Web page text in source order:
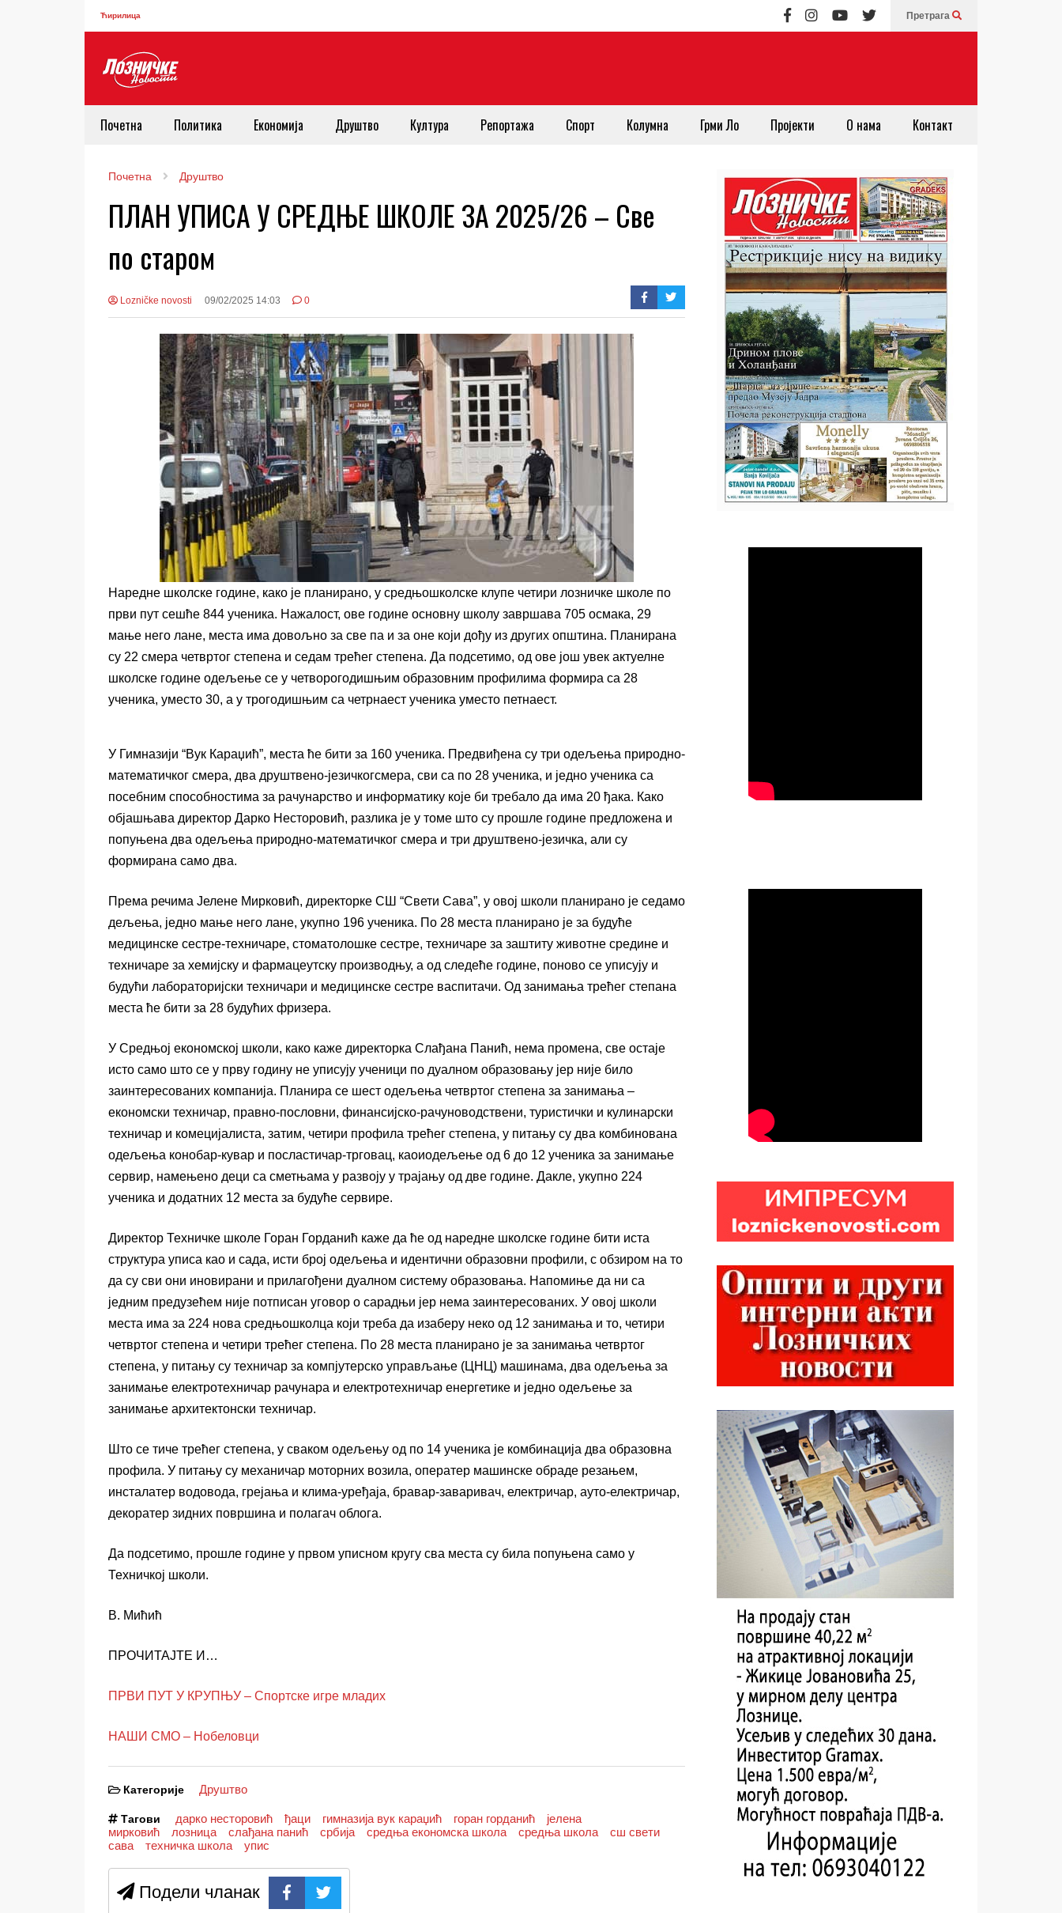
Ћирилица Претрага
Почетна Политика Економија Друштво Култура Репортажа Спорт Колумна Грми Ло Пројекти О нама Контакт
Почетна Друштво
ПЛАН УПИСА У СРЕДЊЕ ШКОЛЕ ЗА 2025/26 – Све
по старом
Lozničke novosti 09/02/2025 14:03 0
Наредне школске године, како је планирано, у средњошколске клупе четири лозничке школе по
први пут сешће 844 ученика. Нажалост, ове године основну школу завршава 705 осмака, 29
мање него лане, места има довољно за све па и за оне који дођу из других општина. Планирана
су 22 смера четвртог степена и седам трећег степена. Да подсетимо, од ове још увек актуелне
школске године одељење се у четворогодишњим образовним профилима формира са 28
ученика, уместо 30, а у трогодишњим са четрнаест ученика уместо петнаест.
У Гимназији “Вук Караџић”, места ће бити за 160 ученика. Предвиђена су три одељења природно-
математичког смера, два друштвено-језичкогсмера, сви са по 28 ученика, и једно ученика са
посебним способностима за рачунарство и информатику које би требало да има 20 ђака. Како
објашњава директор Дарко Несторовић, разлика је у томе што су прошле године предложена и
попуњена два одељења природно-математичког смера и три друштвено-језичка, али су
формирана само два.
Према речима Јелене Мирковић, директорке СШ “Свети Сава”, у овој школи планирано је седамо
дељења, једно мање него лане, укупно 196 ученика. По 28 места планирано је за будуће
медицинске сестре-техничаре, стоматолошке сестре, техничаре за заштиту животне средине и
техничаре за хемијску и фармацеутску производњу, а од следеће године, поново се уписују и
будући лабораторијски техничари и медицинске сестре васпитачи. Од занимања трећег степана
места ће бити за 28 будућих фризера.
У Средњој економској школи, како каже директорка Слађана Панић, нема промена, све остаје
исто само што се у прву годину не уписују ученици по дуалном образовању јер није било
заинтересованих компанија. Планира се шест одељења четвртог степена за занимања –
економски техничар, правно-пословни, финансијско-рачуноводствени, туристички и кулинарски
техничар и комецијалиста, затим, четири профила трећег степена, у питању су два комбинована
одељења конобар-кувар и посластичар-трговац, каоиодељење од 6 до 12 ученика за занимање
сервир, намењено деци са сметњама у развоју у трајању од две године. Дакле, укупно 224
ученика и додатних 12 места за будуће сервире.
Директор Техничке школе Горан Горданић каже да ће од наредне школске године бити иста
структура уписа као и сада, исти број одељења и идентични образовни профили, с обзиром на то
да су сви они иновирани и прилагођени дуалном систему образовања. Напомиње да ни са
једним предузећем није потписан уговор о сарадњи јер нема заинтересованих. У овој школи
места има за 224 нова средњошколца који треба да изаберу неко од 12 занимања и то, четири
четвртог степена и четири трећег степена. По 28 места планирано је за занимања четвртог
степена, у питању су техничар за компјутерско управљање (ЦНЦ) машинама, два одељења за
занимање електротехничар рачунара и електротехничар енергетике и једно одељење за
занимање архитектонски техничар.
Што се тиче трећег степена, у сваком одељењу од по 14 ученика је комбинација два образовна
профила. У питању су механичар моторних возила, оператер машинске обраде резањем,
инсталатер водовода, грејања и клима-уређаја, бравар-заваривач, електричар, ауто-електричар,
декоратер зидних површина и полагач облога.
Да подсетимо, прошле године у првом уписном кругу сва места су била попуњена само у
Техничкој школи.
В. Мићић
ПРОЧИТАЈТЕ И…
ПРВИ ПУТ У КРУПЊУ – Спортске игре младих
НАШИ СМО – Нобеловци
Категорије Друштво
Тагови дарко несторовић ђаци гимназија вук караџић горан горданић
јелена
мирковић
лозница слађана панић србија средња економска школа средња школа
сш свети
сава
техничка школа упис
Подели чланак